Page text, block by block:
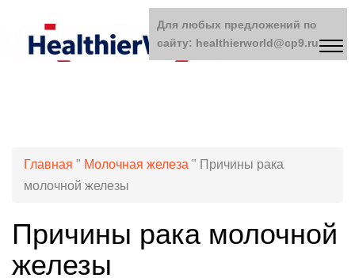
Главная " Молочная железа " Причины рака
молочной железы
Причины рака молочной
железы
Для любых предложений по
сайту: healthierworld@cp9.ru